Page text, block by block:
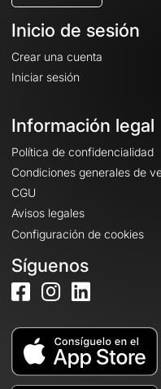
Inicio de sesión
Crear una cuenta
Iniciar sesión
Información legal
Política de confidencialidad
Condiciones generales de
CGU
Avisos legales
Configuración de cookies
Síguenos